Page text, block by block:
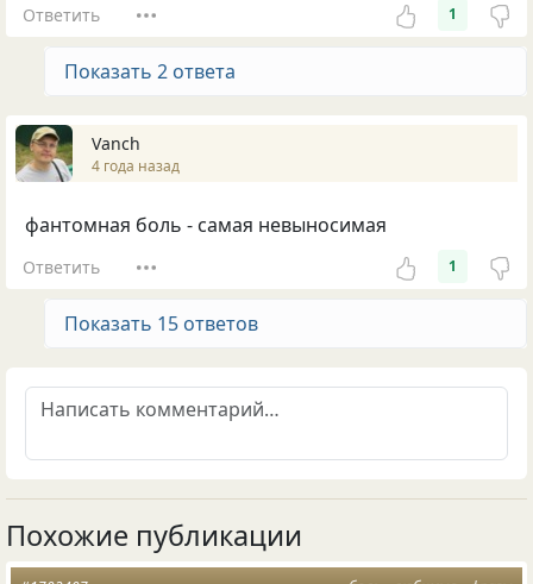
Ответить 1
Показать 2 ответа
Vanch
4 года назад
фантомная боль - самая невыносимая
Ответить 1
Показать 15 ответов
Похожие публикации